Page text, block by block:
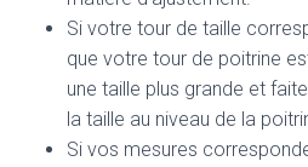
Si votre tour de taille
que votre tour de poitrine
une taille plus grande et
la taille au niveau de la
Si vos mesures